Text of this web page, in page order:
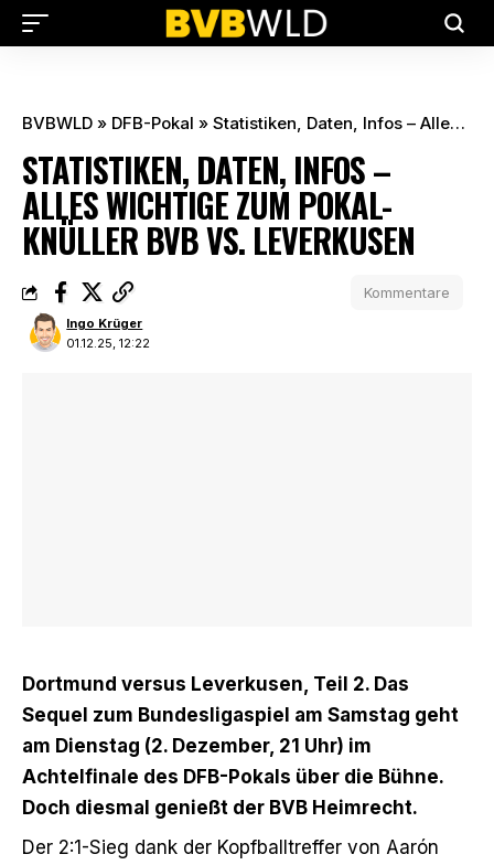
BVBWLD » DFB-Pokal » Statistiken, Daten, Infos – Alles Wichtige zum Pokal-Knüller BVB vs. Leverkusen
STATISTIKEN, DATEN, INFOS –
ALLES WICHTIGE ZUM POKAL-
KNÜLLER BVB VS. LEVERKUSEN
01.12.25, 12:22
Ingo Krüger
Kommentare
Dortmund versus Leverkusen, Teil 2. Das
Sequel zum Bundesligaspiel am Samstag geht
am Dienstag (2. Dezember, 21 Uhr) im
Achtelfinale des DFB-Pokals über die Bühne.
Doch diesmal genießt der BVB Heimrecht.
Der 2:1-Sieg dank der Kopfballtreffer von Aarón